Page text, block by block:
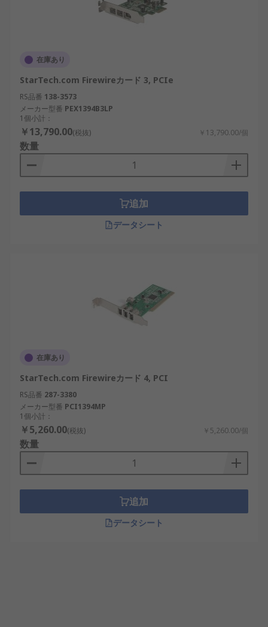
在庫あり
StarTech.com Firewireカード 3, PCIe
RS品番 138-3573
メーカー型番 PEX1394B3LP
1個小計：
￥13,790.00(税抜) ￥13,790.00/個
数量
追加
データシート
在庫あり
StarTech.com Firewireカード 4, PCI
RS品番 287-3380
メーカー型番 PCI1394MP
1個小計：
￥5,260.00(税抜) ￥5,260.00/個
数量
追加
データシート